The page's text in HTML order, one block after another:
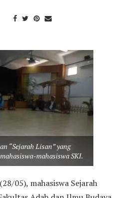
“Sejarah Lisan” yang
mahasiswa SKI.
05), mahasiswa Sejarah